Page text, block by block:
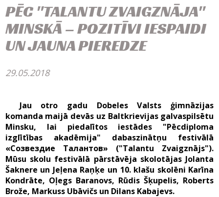
PĒC "TALANTU ZVAIGZNĀJA"
MINSKĀ – POZITĪVI IESPAIDI
UN JAUNA PIEREDZE
29.05.2018
Jau otro gadu Dobeles Valsts ģimnāzijas
komanda maijā devās uz Baltkrievijas galvaspilsētu
Minsku, lai piedalītos iestādes "Pēcdiploma
izglītības akadēmija" dabaszinātņu festivālā
«Созвездие Талантов» ("Talantu Zvaigznājs").
Mūsu skolu festivālā pārstāvēja skolotājas Jolanta
Šaknere un Jeļena Raņķe un 10. klašu skolēni Karīna
Kondrāte, Oļegs Baranovs, Rūdis Šķupelis, Roberts
Brože, Markuss Ubāvičs un Dilans Kabajevs.